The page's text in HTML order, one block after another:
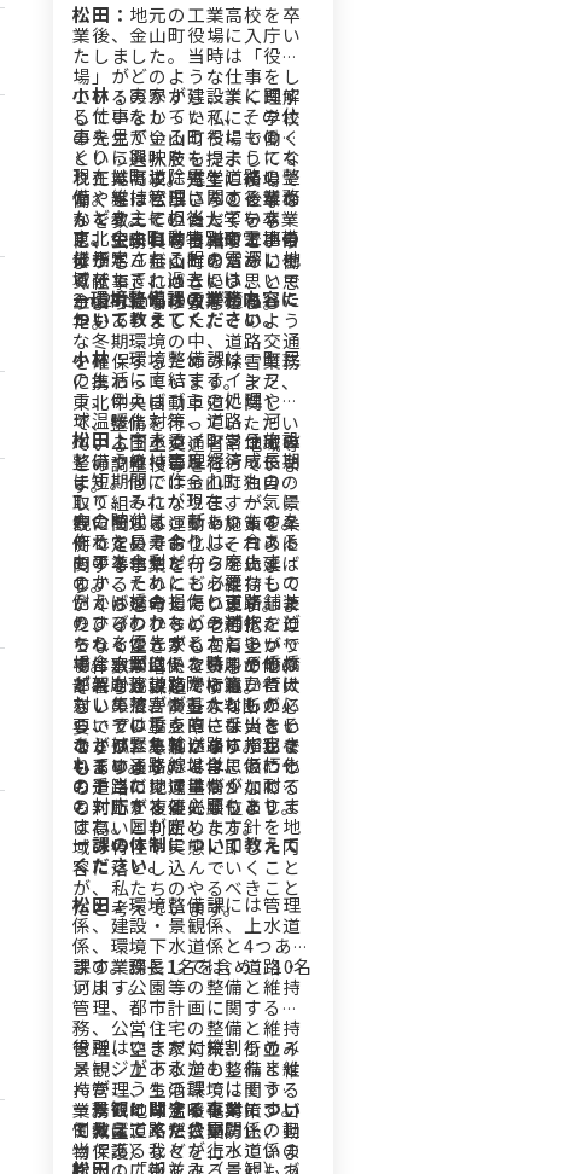
松田： 地元の工業高校を卒
業後、金山町役場に入庁い
たしました。当時は「役
場」がどのような仕事をし
ているのかすら、よく理解
していなかった私に、学校
の先生が金山町役場で働く
という選択肢を提示してく
れたんです。先生に役場で
働くとはどういうことなの
かを教えていただくうち
に、公務員を目指すという
よりも「金山町のために働
く仕事」につきたい、と思
うようになりましたね。
小林：実家が建設業に関す
る仕事をしていて、その仕
事を見ているうちにものづ
くりに興味をもつようにな
り工業高校に進学しまし
た。実は松田さんの後輩な
んです。その後大学を卒業
し、生まれ育った町で、自
分が学んだことを活かし、
貢献できればという思いで
金山町役場に入庁しまし
た。
現在は町道除雪と道路の整
備や維持管理に関する業務
などを主に担当していま
す。金山町は特別豪雪地帯
に指定される程の雪深い地
域でして、過去には
2m24cmもの雪が積もった
年もありました。そのよう
な冬期環境の中、道路交通
を確保するための除雪業務
に携わっています。また、
東北中央自動車道に関し
て、整備を行っていただい
ている国土交通省や地域等
との調整役等を行っていま
す。
東北中央自動車道の工事の
様子
—環境整備課の業務内容に
ついて教えてください。
小林：環境整備課は、町民
の生活に直結するインフ
ラ、例えばゴミの処理や地
球温暖化対策、道路、河
川、上下水道、町営住宅の
整備や維持管理を行ってい
ます。他には金山町独自の
取り組みになりますが、景
観に関する運動や施策を条
例で定めており、それらに
関する事業を行っていま
す。
松田：今あるインフラ施設
というのは高度経済成長期
に短期間で作られたもので
して、それが現在、一気に
寿命を迎えつつあります。
それを長寿命化し、コスト
の平準化やピークを先延ば
しするためにどう維持して
いくかを考えています。ま
た、インフラの老朽化だけ
でなく空き家も右肩上がり
で件数が増えているので、
それらが課題ですね。
今の時代は、新しいものを
作るというよりは、今ある
ものを余剰だから廃止する
のか、それとも必要なもの
だから延命したり更新した
りするのかという選択を迫
られることがとても多いで
す。事業に係る費用が他の
部署と比較して桁違いに大
きいので、慎重な判断が必
要でプレッシャーは大きい
ですが、それがやりがいで
もあります。
例えば橋の損傷と道路舗装
のひびわれなどの補修、ど
ちらを優先するかといった
場合、国はトンネルや橋な
ど、崩落した際に第三者に
対して被害が甚大なものに
ついては重点的に手当をし
なさいとしています。我々
もその通りだとは思いつつ
もそこに地域事情が加わる
と判断が複雑になります。
橋に穴が空いた時、その橋
が架かる道路からしか行け
ない集落があったとした
ら、その橋を直さないとそ
こが孤立集落になってしま
います。その場合、仮にそ
の道路の交通量が少なくて
も対応する優先順位として
は高いと判断します。
あとは緊急輸送路に指定さ
れている路線は単に老朽化
の手当だけではなく、耐震
の対応をする必要もありま
すね。国が定めた方針を地
域の特性や実態に即した内
容に落とし込んでいくこと
が、私たちのやるべきこと
だと考えています。
ー課の体制について教えて
ください。
松田：環境整備課には管理
係、建設・景観係、上水道
係、環境下水道係と4つあり
ます。課長1名を含め、10名
います。
課の業務としては、道路・
河川・公園等の整備と維持
管理、都市計画に関する業
務、公営住宅の整備と維持
管理、空き家対策、街並み
景観、上下水道の整備と維
持管理、生活環境に関する
業務（地球温暖化対策、ゴ
ミ減量、不法投棄防止、動
物保護）などを行っていま
役所はいまだに縦割りのイ
メージがあるかもしれませ
んが、うちの課ではそうい
ったことは全くないです。
例えば道路や公園関係の担
当である我々が上水道係の
ー景観に関する事業につい
て教えてください。